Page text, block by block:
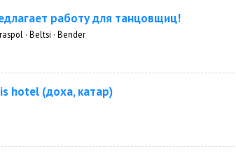
работу для танцовщиц!
· Beltsi · Bender
hotel (доха, катар)